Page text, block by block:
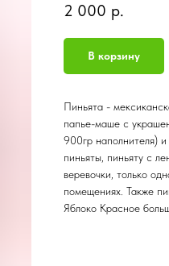
2 000 р.
В корзину
Пиньята -
папье-маше с
900гр наполнителя)
пиньяты, пиньяту с
веревочки, только
помещениях. Также
Яблоко Красное